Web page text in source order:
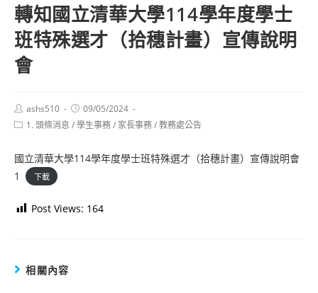
轉知國立清華大學114學年度學士
班特殊選才（拾穗計畫）宣傳說明
會
Post
author:
ashs510
Post
published:
09/05/2024
Post1. 頭條消息 /學生事務/ 家長事務/教務處公告
國立清華大學114學年度學士班特殊選才（拾穗計畫）宣傳說明會
1
下載
Post Views: 164
相關內容